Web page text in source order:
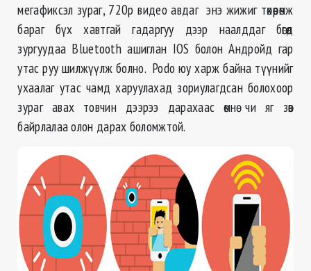
мегафиксэл зураг, 720p видео авдаг энэ жижиг төхөөрөмж
бараг бүх хавтгай гадаргуу дээр наалддаг бөгөөд
зургуудаа Bluetooth ашиглан IOS болон Андройд гар
утас руу шилжүүлж болно. Podo юу харж байна түүнийг
ухаалаг утас чамд харуулахад зориулагдсан болохоор
зураг авах товчин дээрээ дарахаас өмнө чи яг зөв
байрлалаа олон дарах боломжтой.